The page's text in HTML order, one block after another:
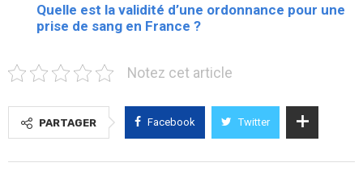
Quelle est la validité d’une ordonnance pour une
prise de sang en France ?
Notez cet article
PARTAGER Facebook Twitter